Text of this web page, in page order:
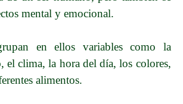
mental y emocional.
en ellos variables como la
el clima, la hora del día, los colores,
alimentos.